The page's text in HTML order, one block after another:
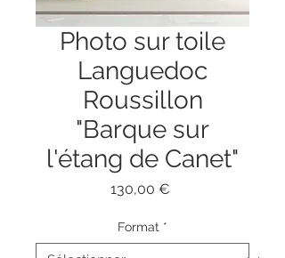
Photo sur toile
Languedoc
Roussillon
"Barque sur
l'étang de Canet"
130,00 €
Format *